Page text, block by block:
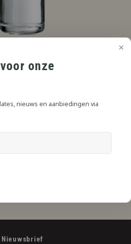
onze
nieuws en aanbiedingen via
aan winkelwagen
Nieuwsbrief